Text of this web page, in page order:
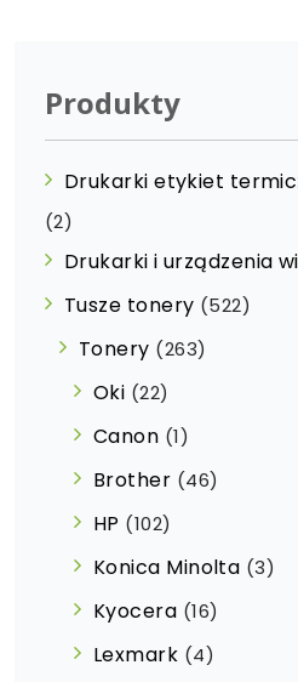
Produkty
Drukarki etykiet
(2)
Drukarki i urządzenia
Tusze tonery (522)
Tonery (263)
Oki (22)
Canon (1)
Brother (46)
HP (102)
Konica Minolta (3)
Kyocera (16)
Lexmark (4)